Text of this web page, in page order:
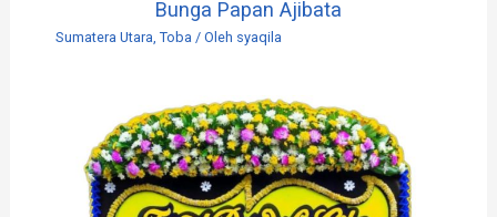
Bunga Papan Ajibata
Sumatera Utara, Toba/ Oleh syaqila